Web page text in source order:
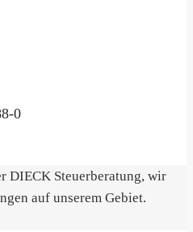
0
DIECK Steuerberatung, wir
auf unserem Gebiet.